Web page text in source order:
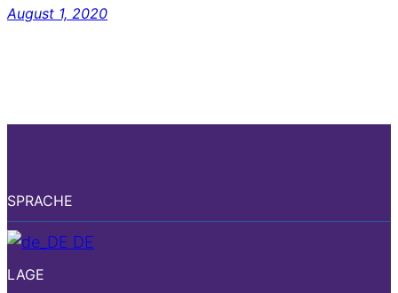
August 1, 2020
SPRACHE
DE
LAGE